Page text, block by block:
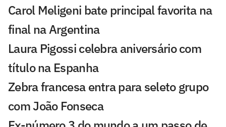
Carol Meligeni bate principal favorita na
final na Argentina
Laura Pigossi celebra aniversário com
título na Espanha
Zebra francesa entra para seleto grupo
com João Fonseca